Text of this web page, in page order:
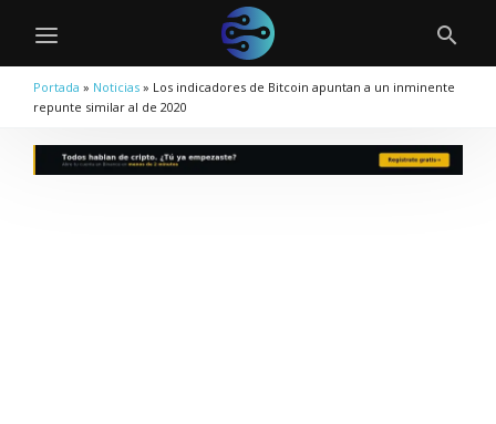
Portada » Noticias » Los indicadores de Bitcoin apuntan a un inminente
repunte similar al de 2020